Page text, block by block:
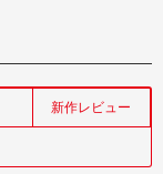
新作レビュー